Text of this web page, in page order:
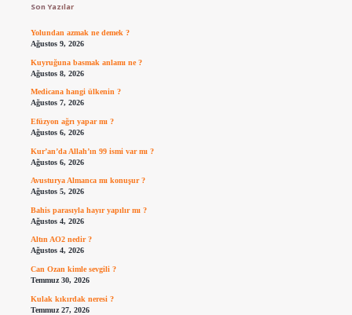
Son Yazılar
Yolundan azmak ne demek ?
Ağustos 9, 2026
Kuyruğuna basmak anlamı ne ?
Ağustos 8, 2026
Medicana hangi ülkenin ?
Ağustos 7, 2026
Efüzyon ağrı yapar mı ?
Ağustos 6, 2026
Kur’an’da Allah’ın 99 ismi var mı ?
Ağustos 6, 2026
Avusturya Almanca mı konuşur ?
Ağustos 5, 2026
Bahis parasıyla hayır yapılır mı ?
Ağustos 4, 2026
Altın AO2 nedir ?
Ağustos 4, 2026
Can Ozan kimle sevgili ?
Temmuz 30, 2026
Kulak kıkırdak neresi ?
Temmuz 27, 2026